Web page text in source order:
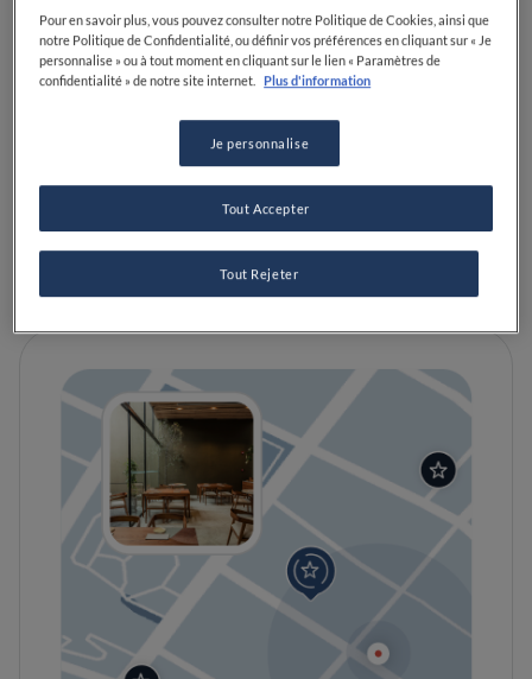
VISIT WEBSITE
Guide Michelin
Guides gastronomiques
ÉQUIPEMENTS
Pour en savoir plus, vous pouvez consulter notre Politique de Cookies, ainsi que
notre Politique de Confidentialité, ou définir vos préférences en cliquant sur « Je
personnalise » ou à tout moment en cliquant sur le lien « Paramètres de
confidentialité » de notre site internet.
Plus d'information
Je personnalise
Tout Rejeter
Tout Accepter